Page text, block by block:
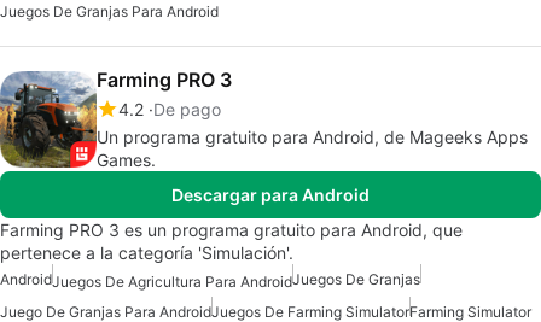
Juegos De Granjas Para Android
Farming PRO 3
4.2 De pago
Un programa gratuito para Android, de Mageeks Apps
Games.
Descargar para Android
Farming PRO 3 es un programa gratuito para Android, que
pertenece a la categoría 'Simulación'.
AndroidJuegos De Agricultura Para AndroidJuegos De Granjas
Juego De Granjas Para AndroidJuegos De Farming SimulatorFarming Simulator